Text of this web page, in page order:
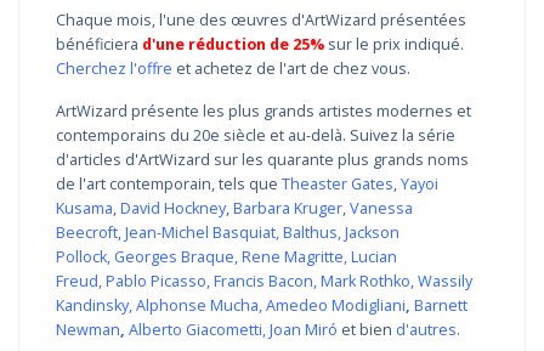
Chaque mois, l'une des œuvres d'ArtWizard présentées
bénéficiera d'une réduction de 25% sur le prix indiqué.
Cherchez l'offre et achetez de l'art de chez vous.
ArtWizard présente les plus grands artistes modernes et
contemporains du 20e siècle et au-delà. Suivez la série
d'articles d'ArtWizard sur les quarante plus grands noms
de l'art contemporain, tels que Theaster Gates,Yayoi
Kusama,David Hockney,Barbara Kruger,Vanessa
Beecroft,Jean-Michel Basquiat,Balthus,Jackson
Pollock, Georges Braque,Rene Magritte,Lucian
Freud,Pablo Picasso,Francis Bacon,Mark Rothko,Wassily
Kandinsky,Alphonse Mucha,Amedeo Modigliani, Barnett
Newman, Alberto Giacometti,Joan Miró et bien d'autres.